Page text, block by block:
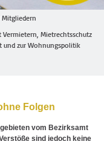
Mietrechtsschutz
und zur Wohnungspolitik
Folgen
vom Bezirksamt
sind jedoch keine